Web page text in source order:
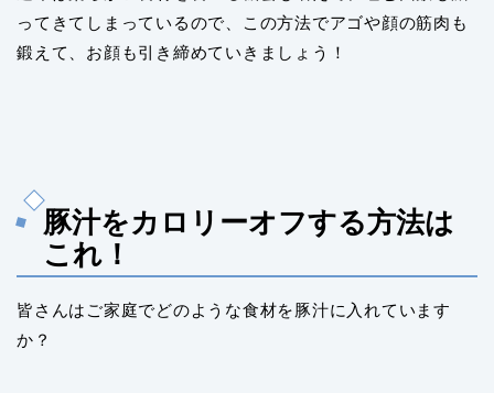
ってきてしまっているので、この方法でアゴや顔の筋肉も
鍛えて、お顔も引き締めていきましょう！
豚汁をカロリーオフする方法は
これ！
皆さんはご家庭でどのような食材を豚汁に入れています
か？